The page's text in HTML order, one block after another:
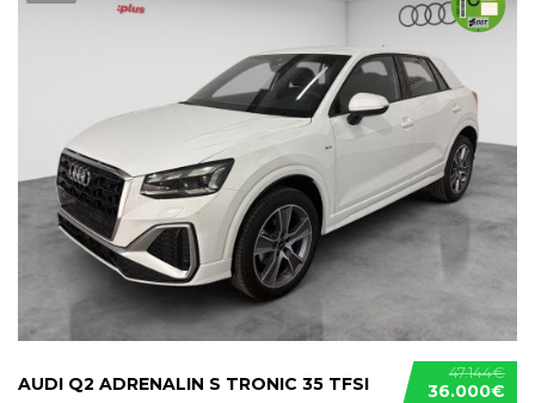
47.144€
36.000€
AUDI Q2 ADRENALIN S TRONIC 35 TFSI